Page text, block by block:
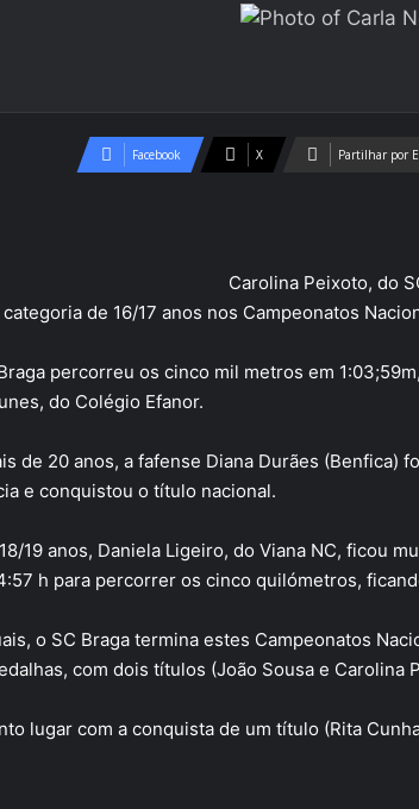
Facebook X Partilhar por
Carolina Peixoto, do
de 16/17 anos nos Campeonatos
percorreu os cinco mil metros em
do Colégio Efanor.
de 20 anos, a fafense Diana Durães (Benfica)
e conquistou o título nacional.
19 anos, Daniela Ligeiro, do Viana NC, ficou
h para percorrer os cinco quilómetros,
o SC Braga termina estes Campeonatos
com dois títulos (João Sousa e Carolina
lugar com a conquista de um título (Rita